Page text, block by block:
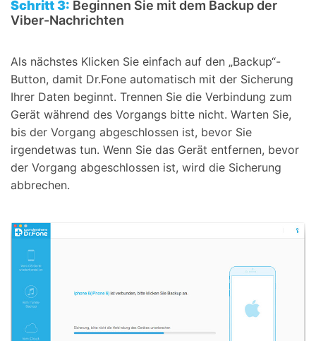
Schritt 3: Beginnen Sie mit dem Backup der
Viber-Nachrichten
Als nächstes Klicken Sie einfach auf den „Backup“-
Button, damit Dr.Fone automatisch mit der Sicherung
Ihrer Daten beginnt. Trennen Sie die Verbindung zum
Gerät während des Vorgangs bitte nicht. Warten Sie,
bis der Vorgang abgeschlossen ist, bevor Sie
irgendetwas tun. Wenn Sie das Gerät entfernen, bevor
der Vorgang abgeschlossen ist, wird die Sicherung
abbrechen.